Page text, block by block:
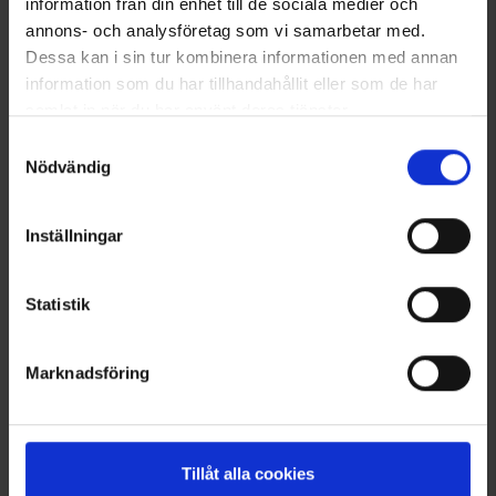
information från din enhet till de sociala medier och
annons- och analysföretag som vi samarbetar med.
Dessa kan i sin tur kombinera informationen med annan
information som du har tillhandahållit eller som de har
Nödvändig
Inställningar
Statistik
Marknadsföring
Tillåt alla cookies
Meindl Sportwachs OrganoTex ShoeCare Cleaner
Ähnliche Produkte